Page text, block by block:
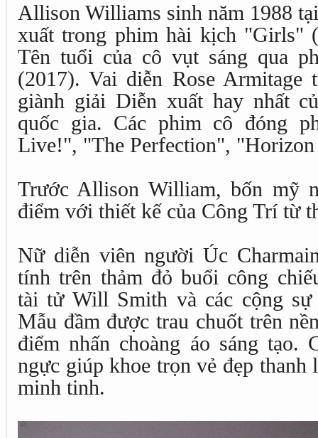
Allison Williams sinh năm 1988
xuất trong phim hài kịch "Girls"
Tên tuổi của cô vụt sáng qua
(2017). Vai diễn Rose
giành giải Diễn xuất hay nhất
quốc gia. Các phim cô đóng
Live!", "The Perfection",
Trước Allison William, bốn mỹ
điểm với thiết kế của Công Trí từ
Nữ diễn viên người Úc
tính trên thảm đỏ buổi công
tài tử Will Smith và các cộng
Mẫu đầm được trau chuốt trên
điểm nhấn choàng áo sáng tạo.
ngực giúp khoe trọn vẻ đẹp thanh
minh tinh.